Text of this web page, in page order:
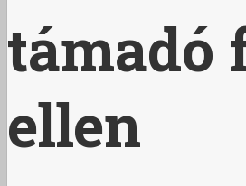
támadó
ellen